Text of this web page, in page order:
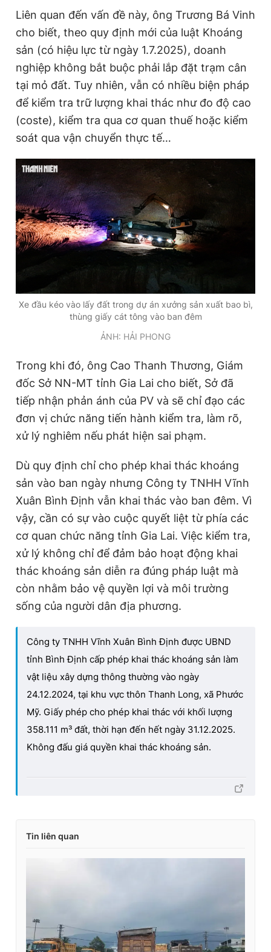
Liên quan đến vấn đề này, ông Trương Bá Vinh
cho biết, theo quy định mới của luật Khoáng
sản (có hiệu lực từ ngày 1.7.2025), doanh
nghiệp không bắt buộc phải lắp đặt trạm cân
tại mỏ đất. Tuy nhiên, vẫn có nhiều biện pháp
để kiểm tra trữ lượng khai thác như đo độ cao
(coste), kiểm tra qua cơ quan thuế hoặc kiểm
soát qua vận chuyển thực tế…
Xe đầu kéo vào lấy đất trong dự án xưởng sản xuất bao bì,
thùng giấy cát tông vào ban đêm
ẢNH: HẢI PHONG
Trong khi đó, ông Cao Thanh Thương, Giám
đốc Sở NN-MT tỉnh Gia Lai cho biết, Sở đã
tiếp nhận phản ánh của PV và sẽ chỉ đạo các
đơn vị chức năng tiến hành kiểm tra, làm rõ,
xử lý nghiêm nếu phát hiện sai phạm.
Dù quy định chỉ cho phép khai thác khoáng
sản vào ban ngày nhưng Công ty TNHH Vĩnh
Xuân Bình Định vẫn khai thác vào ban đêm. Vì
vậy, cần có sự vào cuộc quyết liệt từ phía các
cơ quan chức năng tỉnh Gia Lai. Việc kiểm tra,
xử lý không chỉ để đảm bảo hoạt động khai
thác khoáng sản diễn ra đúng pháp luật mà
còn nhằm bảo vệ quyền lợi và môi trường
sống của người dân địa phương.
Công ty TNHH Vĩnh Xuân Bình Định được UBND
tỉnh Bình Định cấp phép khai thác khoáng sản làm
vật liệu xây dựng thông thường vào ngày
24.12.2024, tại khu vực thôn Thanh Long, xã Phước
Mỹ. Giấy phép cho phép khai thác với khối lượng
358.111 m³ đất, thời hạn đến hết ngày 31.12.2025.
Không đấu giá quyền khai thác khoáng sản.
Tin liên quan